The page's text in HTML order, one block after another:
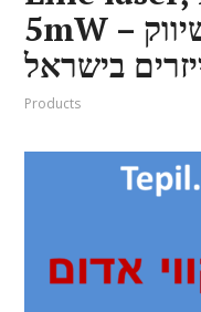
5mW – לייזר קווי אדום – שיווק
בישראל
Products